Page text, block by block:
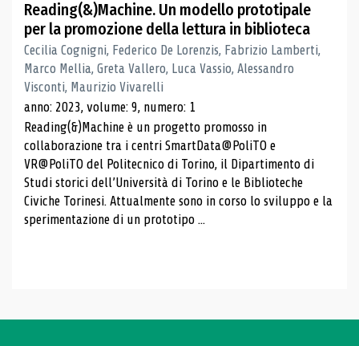
Reading(&)Machine. Un modello prototipale
per la promozione della lettura in biblioteca
Cecilia Cognigni, Federico De Lorenzis, Fabrizio Lamberti,
Marco Mellia, Greta Vallero, Luca Vassio, Alessandro
Visconti, Maurizio Vivarelli
anno: 2023, volume: 9, numero: 1
Reading(&)Machine è un progetto promosso in
collaborazione tra i centri SmartData@PoliTO e
VR@PoliTO del Politecnico di Torino, il Dipartimento di
Studi storici dell’Università di Torino e le Biblioteche
Civiche Torinesi. Attualmente sono in corso lo sviluppo e la
sperimentazione di un prototipo ...